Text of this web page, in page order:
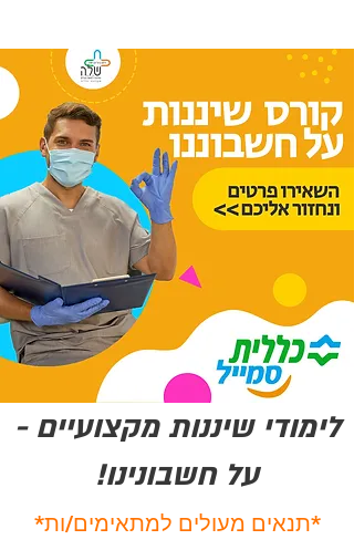
לימודי שיננות מקצועיים -
על חשבונינו!
*תנאים מעולים למתאימים/ות*